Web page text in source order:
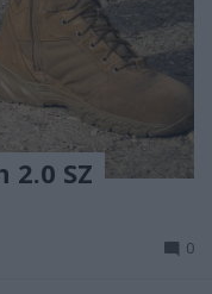
2.0 SZ
0